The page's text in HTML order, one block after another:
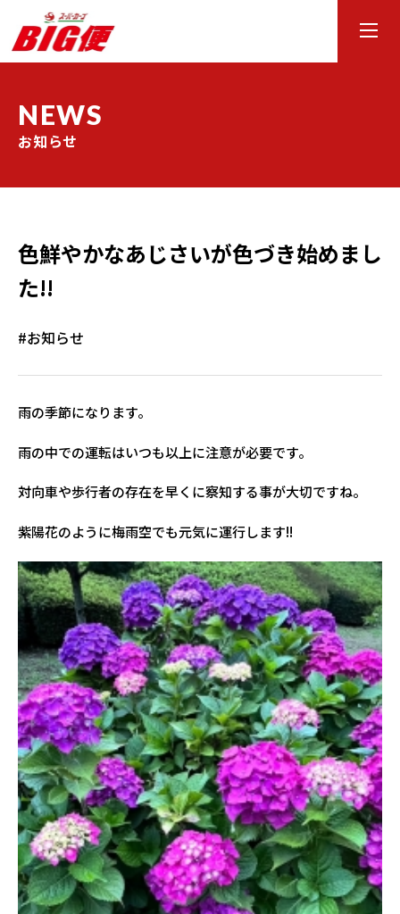
NEWS
お知らせ
色鮮やかなあじさいが色づき始めまし
た!!
#お知らせ
雨の季節になります。
雨の中での運転はいつも以上に注意が必要です。
対向車や歩行者の存在を早くに察知する事が大切ですね。
紫陽花のように梅雨空でも元気に運行します!!